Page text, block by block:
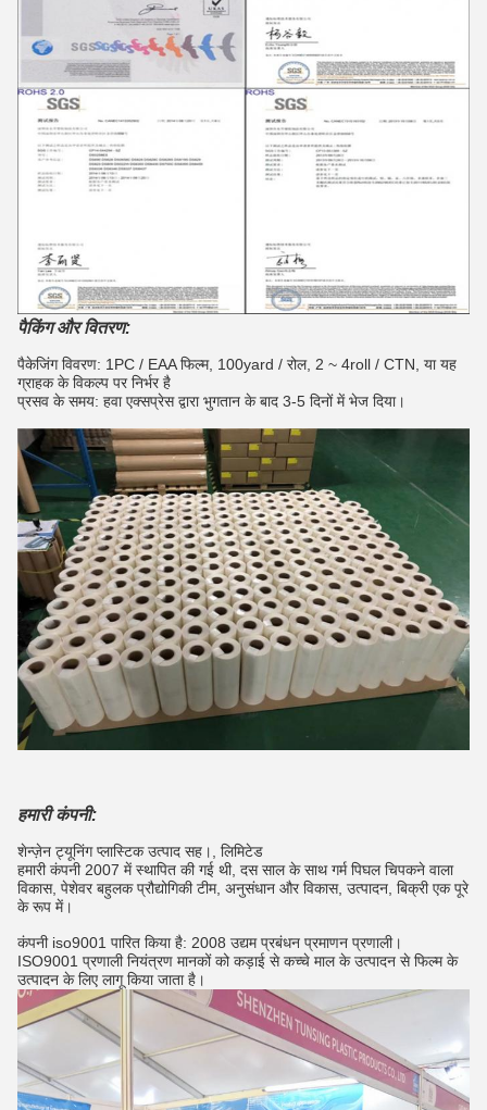
पैकिंग और वितरण:
पैकेजिंग विवरण: 1PC / EAA फिल्म, 100yard / रोल, 2 ~ 4roll / CTN, या यह
ग्राहक के विकल्प पर निर्भर है
प्रसव के समय: हवा एक्सप्रेस द्वारा भुगतान के बाद 3-5 दिनों में भेज दिया।
हमारी कंपनी:
शेन्ज़ेन ट्यूनिंग प्लास्टिक उत्पाद सह।, लिमिटेड
हमारी कंपनी 2007 में स्थापित की गई थी, दस साल के साथ गर्म पिघल चिपकने वाला
विकास, पेशेवर बहुलक प्रौद्योगिकी टीम, अनुसंधान और विकास, उत्पादन, बिक्री एक पूरे
के रूप में।
कंपनी iso9001 पारित किया है: 2008 उद्यम प्रबंधन प्रमाणन प्रणाली।
ISO9001 प्रणाली नियंत्रण मानकों को कड़ाई से कच्चे माल के उत्पादन से फिल्म के
उत्पादन के लिए लागू किया जाता है।